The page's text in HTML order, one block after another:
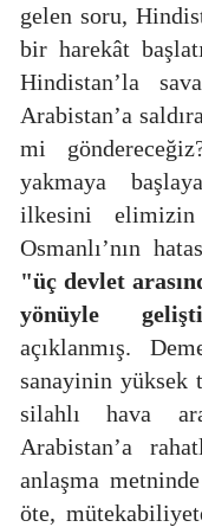
gelen soru,
bir harekât
Hindistan’la
Arabistan’a
mi
yakmaya
ilkesini
Osmanlı’nın
"üç devlet
yönüyle
açıklanmış.
sanayinin yüksek
silahlı hava
Arabistan’a
anlaşma
öte,